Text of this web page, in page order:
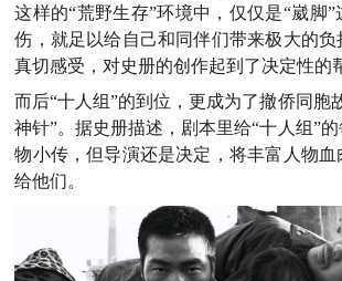
这样的“荒野生存”环境中，仅仅是“崴脚
伤，就足以给自己和同伴们带来极大的
真切感受，对史册的创作起到了决定性的
而后“十人组”的到位，更成为了撤侨同胞
神针”。据史册描述，剧本里给“十人组”
物小传，但导演还是决定，将丰富人物
给他们。